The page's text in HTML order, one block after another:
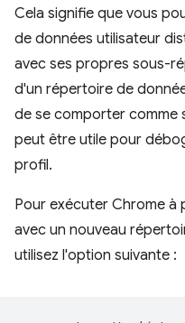
Cela signifie que vous
de données utilisateur
avec ses propres sous-
d'un répertoire de
de se comporter comme
peut être utile pour
profil.
Pour exécuter Chrome à
avec un nouveau
utilisez l'option suivante :